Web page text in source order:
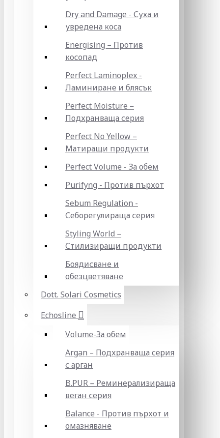
Dry and Damage - Суха и
увредена коса
Energising – Против
косопад
Perfect Laminoplex -
Ламиниране и блясък
Perfect Moisture –
Подхранваща серия
Perfect No Yellow –
Матиращи продукти
Perfect Volume - За обем
Purifyng - Против пърхот
Sebum Regulation -
Себорегулираща серия
Styling World –
Стилизиращи продукти
Боядисване и
обезцветяване
Dott. Solari Cosmetics
Echosline
Volume-За обем
Argan – Подхранваща серия
с арган
B.PUR – Реминерализираща
веган серия
Balance - Против пърхот и
омазняване